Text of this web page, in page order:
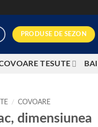
PRODUSE DE SEZON
TESUTE
/ COVOARE
dimensiunea